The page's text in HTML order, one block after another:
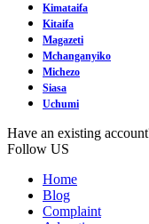
Kimataifa
Kitaifa
Magazeti
Mchanganyiko
Michezo
Siasa
Uchumi
Have an existing
Follow US
Home
Blog
Complaint